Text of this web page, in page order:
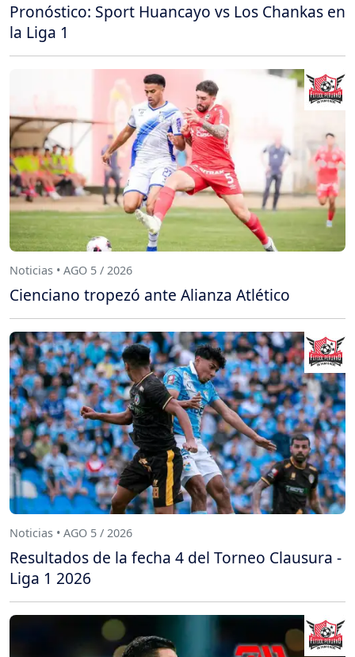
Pronóstico: Sport Huancayo vs Los Chankas en
la Liga 1
Noticias • AGO 5 / 2026
Cienciano tropezó ante Alianza Atlético
Noticias • AGO 5 / 2026
Resultados de la fecha 4 del Torneo Clausura -
Liga 1 2026